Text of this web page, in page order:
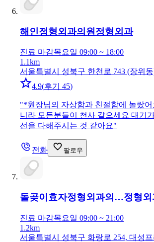
해인정형외과의원 정형외과
진료 마감목요일 09:00 ~ 18:00
1.1km
서울특별시 성북구 한천로 743 (장위
4.9(후기 45)
"*원장님의 자상함과 친절함에 놀랐
니라 모든분들이 천사 같으세요 대기
선을 다해주시는 것 같아요"
전화 팔로우
돌곶이효자정형외과의…정형외
진료 마감목요일 09:00 ~ 21:00
1.2km
서울특별시 성북구 화랑로 254, 대성